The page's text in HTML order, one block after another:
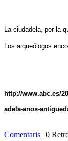
La ciudadela, por la
Los arqueólogos
http://www.abc.es/
adela-anos-
Comentaris | 0